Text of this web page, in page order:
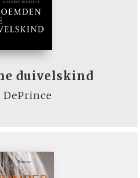
duivelskind